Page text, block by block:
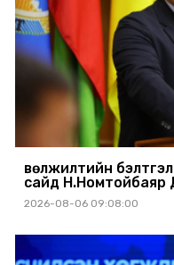
Өвөлжилтийн
сайд Н.Номтойбаяр
2026-08-06 09:08:00